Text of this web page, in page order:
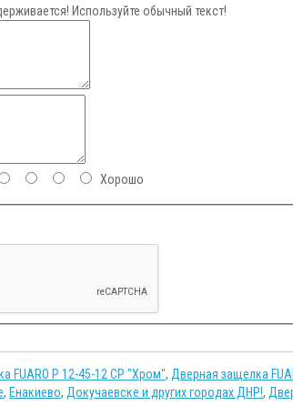
Используйте обычный текст!
Хорошо
FUARO P 12-45-12 CP "Хром", Дверная защелка
, Енакиево, Докучаевске и других городах ДНР!,